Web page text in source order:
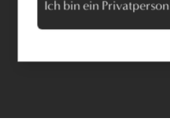
Ich bin ein Privatperson